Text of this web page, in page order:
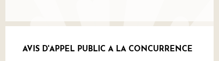
AVIS D'APPEL PUBLIC A LA CONCURRENCE